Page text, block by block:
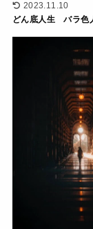
2023.11.10
どん底人生 バラ色